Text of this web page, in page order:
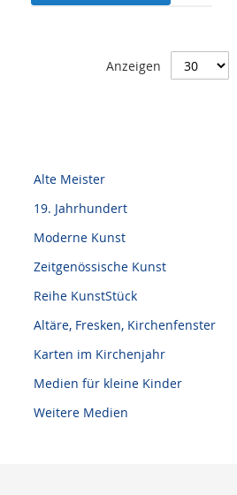
Anzeigen
Alte Meister
19. Jahrhundert
Moderne Kunst
Zeitgenössische Kunst
Reihe KunstStück
Altäre, Fresken, Kirchenfenster
Karten im Kirchenjahr
Medien für kleine Kinder
Weitere Medien